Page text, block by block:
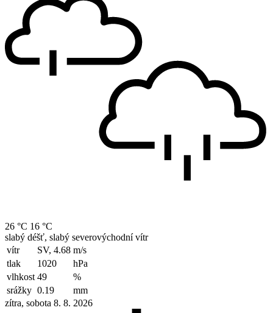
26 °C 16 °C
slabý déšť, slabý severovýchodní vítr
vítr
SV, 4.68 m/s
tlak
1020
hPa
vlhkost 49
%
srážky 0.19
mm
zítra, sobota 8. 8. 2026